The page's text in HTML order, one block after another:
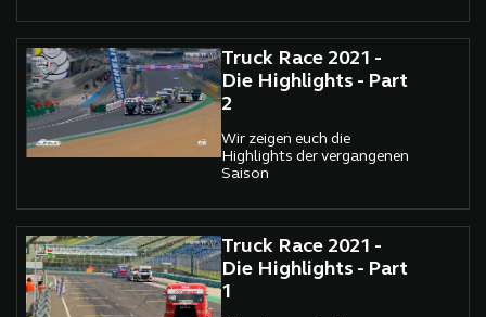
Truck Race 2021 -
Die Highlights - Part
2
Wir zeigen euch die
Highlights der vergangenen
Saison
Truck Race 2021 -
Die Highlights - Part
1